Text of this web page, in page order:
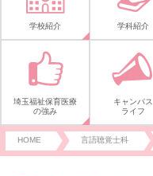
学校紹介 学科紹介
埼玉福祉保育医療
の強み
キャンパス
ライフ
HOME 言語聴覚士科